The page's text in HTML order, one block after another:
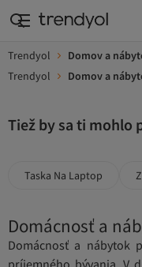
Trendyol
Domov a
Trendyol
Domov a
Tiež by sa ti mohlo
Taska Na Laptop
Domácnosť a
Domácnosť a nábytok
príjemného bývania. V